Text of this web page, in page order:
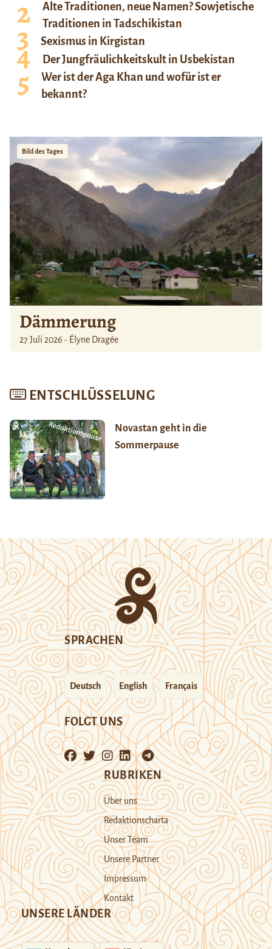
Alte Traditionen, neue Namen? Sowjetische
Traditionen in Tadschikistan
Sexismus in Kirgistan
Der Jungfräulichkeitskult in Usbekistan
Wer ist der Aga Khan und wofür ist er
bekannt?
Bild des Tages
Dämmerung
27 Juli 2026 - Élyne Dragée
ENTSCHLÜSSELUNG
Novastan geht in die
Sommerpause
SPRACHEN
Deutsch English Français
FOLGT UNS
RUBRIKEN
Über uns
Redaktionscharta
Unser Team
Unsere Partner
Impressum
Kontakt
UNSERE LÄNDER